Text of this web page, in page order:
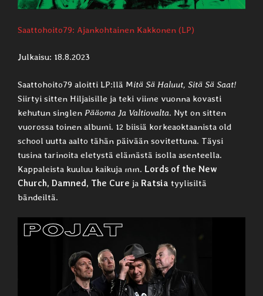
Saattohoito79: Ajankohtainen Kakkonen (LP)
Julkaisu: 18.8.2023
Saattohoito79 aloitti LP:llä Mitä Sä Haluut, Sitä Sä Saat!
Siirtyi sitten Hiljaisille ja teki viime vuonna kovasti
kehutun singlen Pääoma Ja Valtiovalta. Nyt on sitten
vuorossa toinen albumi. 12 biisiä korkeaoktaanista old
school uutta aalto tähän päivään sovitettuna. Täysi
tusina tarinoita eletystä elämästä isolla asenteella.
Kappaleista kuuluu kaikuja mm. Lords of the New
Church, Damned, The Cure ja Ratsia tyylisiltä
bändeiltä.